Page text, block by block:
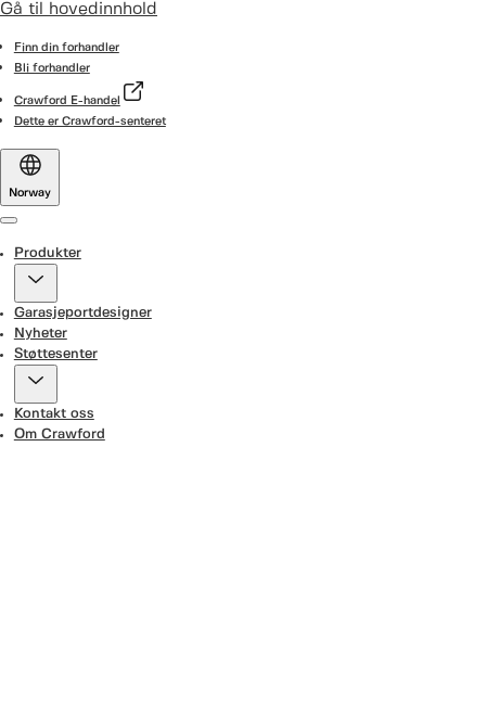
Gå til hovedinnhold
Finn din forhandler
Bli forhandler
Crawford E-handel
Dette er Crawford-senteret
Norway
Produkter
Garasjeportdesigner
Nyheter
Støttesenter
Kontakt oss
Om Crawford